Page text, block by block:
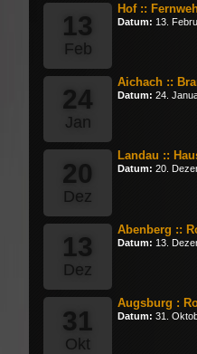
13
Feb
Hof ::
Datum: 13.
24
Jan
Aichach ::
Datum: 24.
20
Dez
Landau ::
Datum: 20.
13
Dez
Abenberg ::
Datum: 13.
31
Okt
Augsburg :
Datum: 31.